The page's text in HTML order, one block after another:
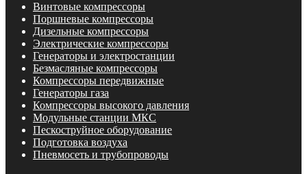
Винтовые компрессоры
Поршневые компрессоры
Дизельные компрессоры
Электрические компрессоры
Генераторы и электростанции
Безмасляные компрессоры
Компрессоры передвижные
Генераторы газа
Компрессоры высокого давления
Модульные станции МКС
Пескоструйное оборудование
Подготовка воздуха
Пневмосеть и трубопроводы